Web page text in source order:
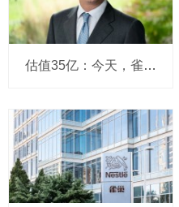
估值35亿：今天，雀巢新CEO上任后第一个收购来了